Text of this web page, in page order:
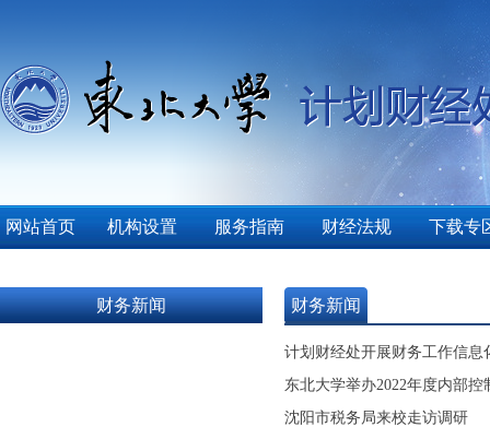
网站首页 机构设置 服务指南 财经法规 下载专
财务新闻 财务新闻
计划财经处开展财务工作信息
东北大学举办2022年度内部控
沈阳市税务局来校走访调研